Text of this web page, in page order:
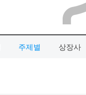
주제별 상장사